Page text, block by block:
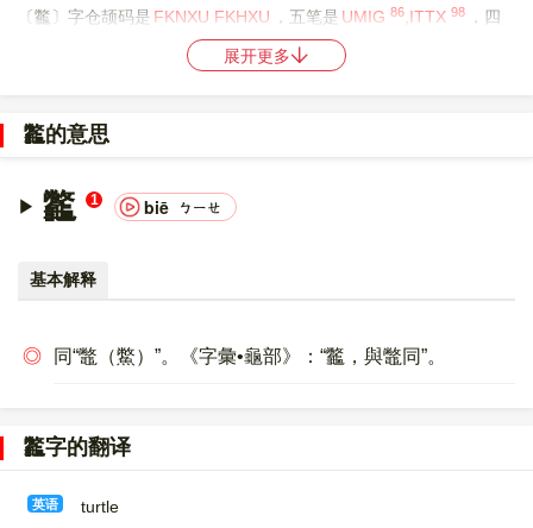
〔龞〕字仓颉码是 FKNXU FKHXU ，五笔是 UMIG 86 ,ITTX 98
，四
，郑码是KVMW，中文电码是
00009F9E，UTF-8：E9 BE 9E。
〔龞〕字的异体字是鼈。
展开更多
龞的意思
龞 1 biē ㄅㄧㄝ
基本解释
◎ 同“鼈（鱉）”。《字彙•龜部》：“龞，與鼈同”。
龞字的翻译
英语 turtle